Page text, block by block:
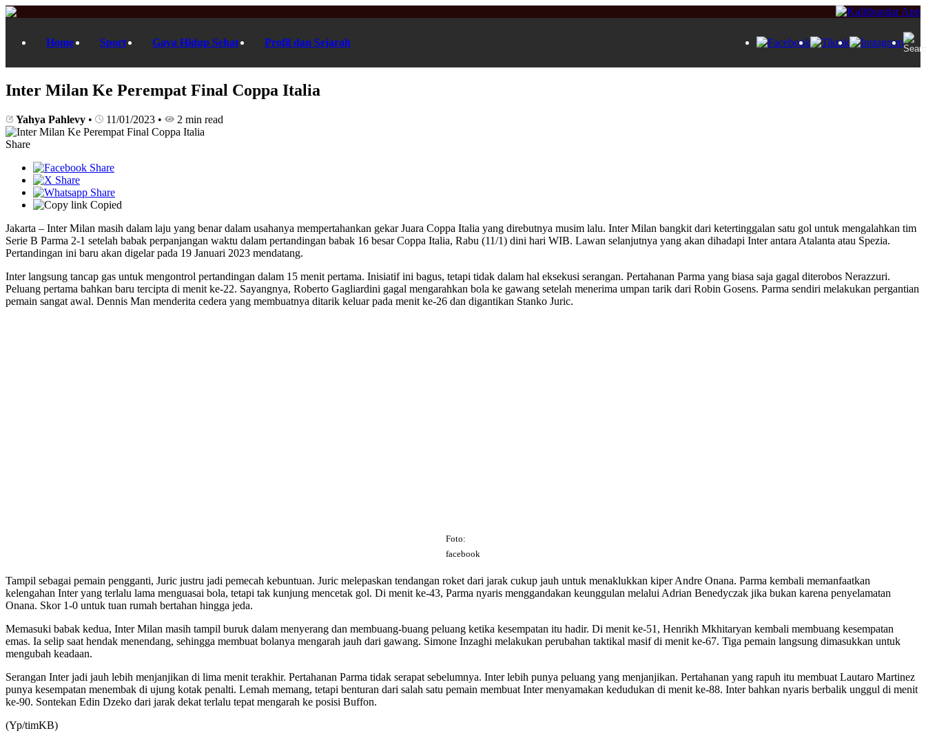
Home Sport Gaya Hidup Sehat Profil dan Sejarah
Inter Milan Ke Perempat Final Coppa Italia
Yahya Pahlevy • 11/01/2023 • 2 min read
Share
Copied
Jakarta – Inter Milan masih dalam laju yang benar dalam usahanya mempertahankan gekar Juara Coppa Italia yang direbutnya musim lalu. Inter Milan bangkit dari ketertinggalan satu gol untuk mengalahkan tim
Serie B Parma 2-1 setelah babak perpanjangan waktu dalam pertandingan babak 16 besar Coppa Italia, Rabu (11/1) dini hari WIB. Lawan selanjutnya yang akan dihadapi Inter antara Atalanta atau Spezia.
Pertandingan ini baru akan digelar pada 19 Januari 2023 mendatang.
Inter langsung tancap gas untuk mengontrol pertandingan dalam 15 menit pertama. Inisiatif ini bagus, tetapi tidak dalam hal eksekusi serangan. Pertahanan Parma yang biasa saja gagal diterobos Nerazzuri.
Peluang pertama bahkan baru tercipta di menit ke-22. Sayangnya, Roberto Gagliardini gagal mengarahkan bola ke gawang setelah menerima umpan tarik dari Robin Gosens. Parma sendiri melakukan pergantian
pemain sangat awal. Dennis Man menderita cedera yang membuatnya ditarik keluar pada menit ke-26 dan digantikan Stanko Juric.
Foto:
facebook
Tampil sebagai pemain pengganti, Juric justru jadi pemecah kebuntuan. Juric melepaskan tendangan roket dari jarak cukup jauh untuk menaklukkan kiper Andre Onana. Parma kembali memanfaatkan
kelengahan Inter yang terlalu lama menguasai bola, tetapi tak kunjung mencetak gol. Di menit ke-43, Parma nyaris menggandakan keunggulan melalui Adrian Benedyczak jika bukan karena penyelamatan
Onana. Skor 1-0 untuk tuan rumah bertahan hingga jeda.
Memasuki babak kedua, Inter Milan masih tampil buruk dalam menyerang dan membuang-buang peluang ketika kesempatan itu hadir. Di menit ke-51, Henrikh Mkhitaryan kembali membuang kesempatan
emas. Ia selip saat hendak menendang, sehingga membuat bolanya mengarah jauh dari gawang. Simone Inzaghi melakukan perubahan taktikal masif di menit ke-67. Tiga pemain langsung dimasukkan untuk
mengubah keadaan.
Serangan Inter jadi jauh lebih menjanjikan di lima menit terakhir. Pertahanan Parma tidak serapat sebelumnya. Inter lebih punya peluang yang menjanjikan. Pertahanan yang rapuh itu membuat Lautaro Martinez
punya kesempatan menembak di ujung kotak penalti. Lemah memang, tetapi benturan dari salah satu pemain membuat Inter menyamakan kedudukan di menit ke-88. Inter bahkan nyaris berbalik unggul di menit
ke-90. Sontekan Edin Dzeko dari jarak dekat terlalu tepat mengarah ke posisi Buffon.
(Yp/timKB)